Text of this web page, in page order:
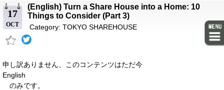
17
OCT
(English) Turn a Share House into a Home: 10
Things to Consider (Part 3)
Category: TOKYO SHAREHOUSE
申し訳ありません、このコンテンツはただ今
English
のみです。